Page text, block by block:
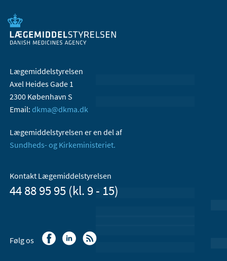
Lægemiddelstyrelsen
Axel Heides Gade 1
2300 København S
Email: dkma@dkma.dk
Lægemiddelstyrelsen er en del af
Sundheds- og Kirkeministeriet.
Kontakt Lægemiddelstyrelsen
44 88 95 95 (kl. 9 - 15)
Følg os